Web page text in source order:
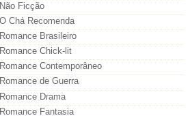
Não Ficção
O Chá Recomenda
Romance Brasileiro
Romance Chick-lit
Romance Contemporâneo
Romance de Guerra
Romance Drama
Romance Fantasia